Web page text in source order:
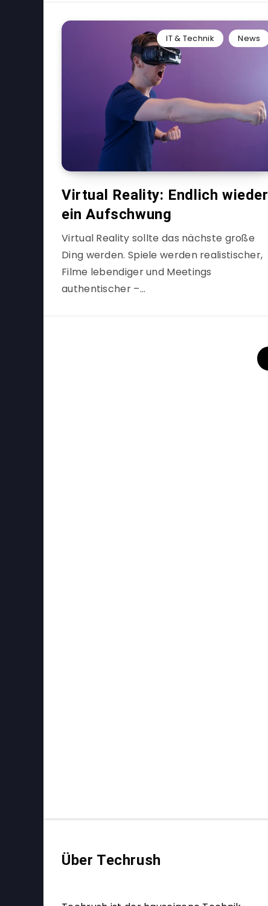
IT & Technik News
Virtual Reality: Endlich wieder
ein Aufschwung
Virtual Reality sollte das nächste große
Ding werden. Spiele werden realistischer,
Filme lebendiger und Meetings
authentischer –…
Über Techrush